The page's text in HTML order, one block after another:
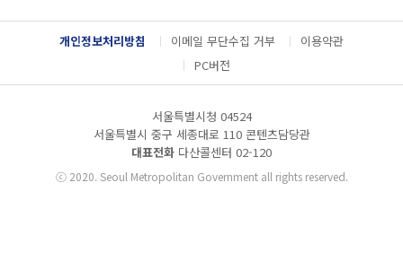
g
l
e
l
서
다
운
드
개인정보처리방침 이메일 무단수집 거부
이용약관
PC버전
서울특별시청 04524
서울특별시 중구 세종대로 110 콘텐츠담당관
대표전화 다산콜센터 02-120
ⓒ2020. Seoul Metropolitan Government all rights reserved.